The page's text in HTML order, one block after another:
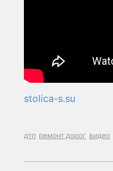
stolica-s.su
дтп ремонт дорог видео